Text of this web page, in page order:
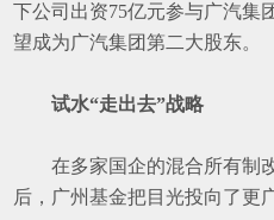
下公司出资75亿元参与广汽集
望成为广汽集团第二大股东。
试水“走出去”战略
在多家国企的混合所有制
后，广州基金把目光投向了更